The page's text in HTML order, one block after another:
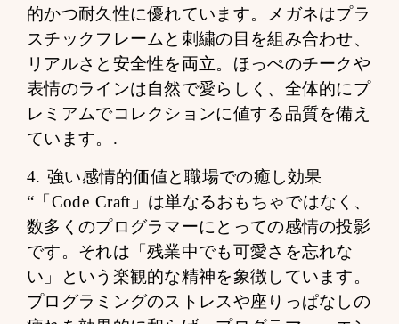
的かつ耐久性に優れています。メガネはプラ
スチックフレームと刺繍の目を組み合わせ、
リアルさと安全性を両立。ほっぺのチークや
表情のラインは自然で愛らしく、全体的にプ
レミアムでコレクションに値する品質を備え
ています。.
4. 強い感情的価値と職場での癒し効果
“「Code Craft」は単なるおもちゃではなく、
数多くのプログラマーにとっての感情の投影
です。それは「残業中でも可愛さを忘れな
い」という楽観的な精神を象徴しています。
プログラミングのストレスや座りっぱなしの